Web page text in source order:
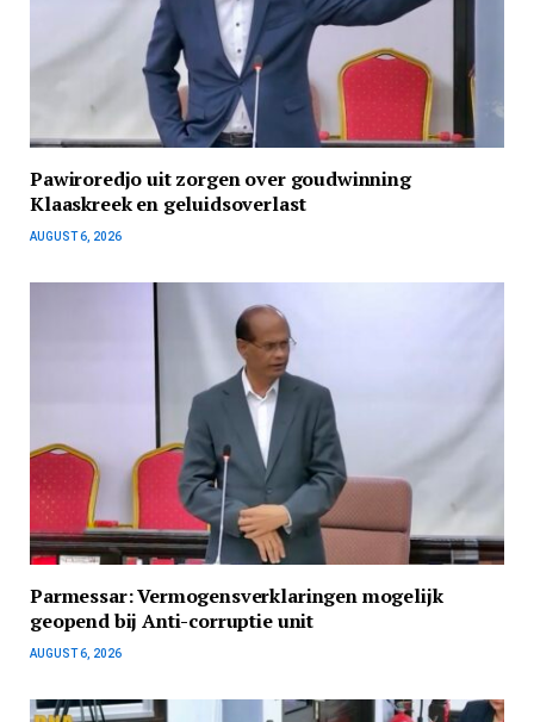
Pawiroredjo uit zorgen over goudwinning
Klaaskreek en geluidsoverlast
AUGUST 6, 2026
Parmessar: Vermogensverklaringen mogelijk
geopend bij Anti-corruptie unit
AUGUST 6, 2026